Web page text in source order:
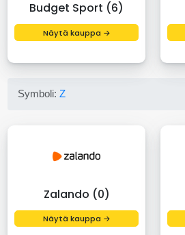
Budget Sport (6)
Näytä kauppa →
Symboli:Z
Zalando (0)
Näytä kauppa →